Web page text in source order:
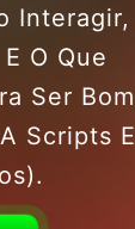
Interagir,
O Que
Ser Bom
Scripts E